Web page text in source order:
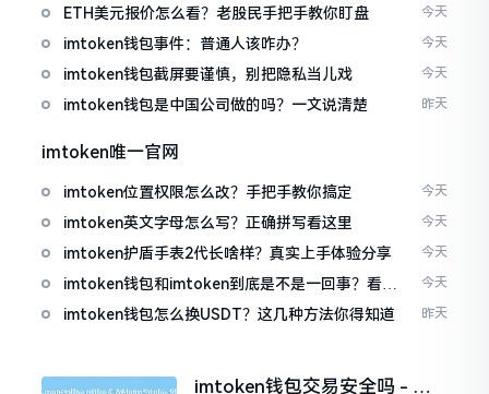
ETH美元报价怎么看？老股民手把手教你盯盘 今天
imtoken钱包事件：普通人该咋办？ 今天
imtoken钱包截屏要谨慎，别把隐私当儿戏 今天
imtoken钱包是中国公司做的吗？一文说清楚 昨天
imtoken唯一官网
imtoken位置权限怎么改？手把手教你搞定 今天
imtoken英文字母怎么写？正确拼写看这里 今天
imtoken护盾手表2代长啥样？真实上手体验分享 今天
imtoken钱包和imtoken到底是不是一回事？看完
就懂了
今天
imtoken钱包怎么换USDT？这几种方法你得知道 昨天
imtoken钱包交易安全吗 - 老